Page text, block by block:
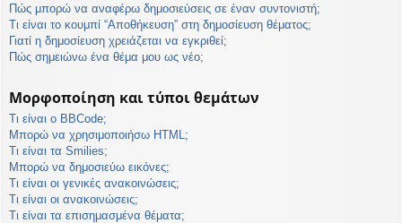
Πώς μπορώ να αναφέρω δημοσιεύσεις σε έναν συντονιστή;
Τι είναι το κουμπί “Αποθήκευση” στη δημοσίευση θέματος;
Γιατί η δημοσίευση χρειάζεται να εγκριθεί;
Πώς σημειώνω ένα θέμα μου ως νέο;
Μορφοποίηση και τύποι θεμάτων
Τι είναι ο BBCode;
Μπορώ να χρησιμοποιήσω HTML;
Τι είναι τα Smilies;
Μπορώ να δημοσιεύω εικόνες;
Τι είναι οι γενικές ανακοινώσεις;
Τι είναι οι ανακοινώσεις;
Τι είναι τα επισημασμένα θέματα;